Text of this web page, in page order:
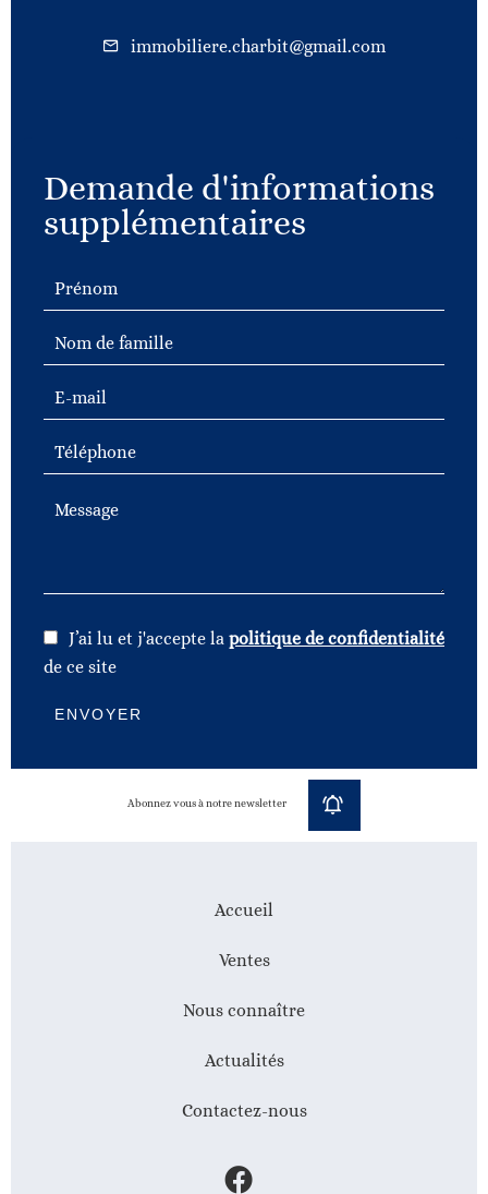
immobiliere.charbit@gmail.com
Demande d'informations
supplémentaires
J’ai lu et j'accepte la politique de confidentialité
de ce site
ENVOYER
Abonnez vous à notre newsletter
Accueil
Ventes
Nous connaître
Actualités
Contactez-nous